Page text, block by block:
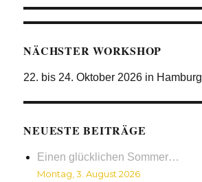
NÄCHSTER WORKSHOP
22. bis 24. Oktober 2026 in Hamburg
NEUESTE BEITRÄGE
Einen glücklichen Sommer…
Montag, 3. August 2026